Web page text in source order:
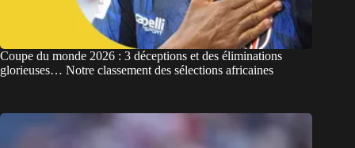
Coupe du monde 2026 : 3 déceptions et des éliminations
glorieuses… Notre classement des sélections africaines